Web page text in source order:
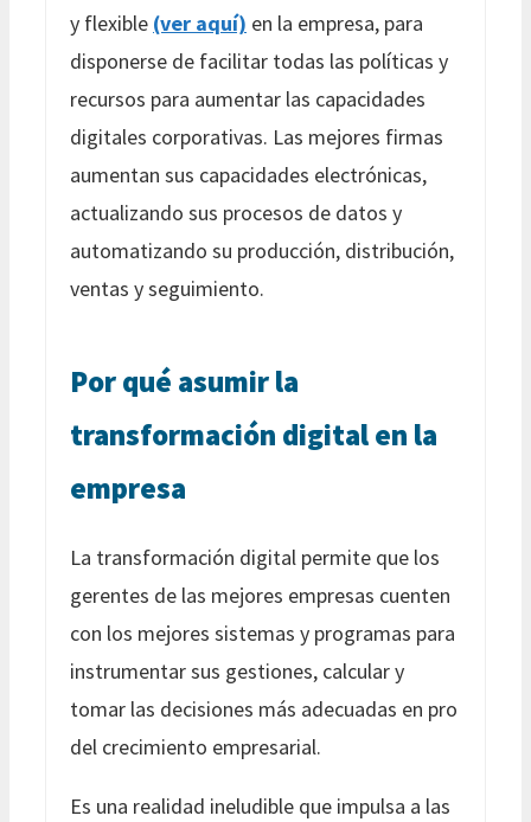
y flexible (ver aquí) en la empresa, para
disponerse de facilitar todas las políticas y
recursos para aumentar las capacidades
digitales corporativas. Las mejores firmas
aumentan sus capacidades electrónicas,
actualizando sus procesos de datos y
automatizando su producción, distribución,
ventas y seguimiento.
Por qué asumir la
transformación digital en la
empresa
La transformación digital permite que los
gerentes de las mejores empresas cuenten
con los mejores sistemas y programas para
instrumentar sus gestiones, calcular y
tomar las decisiones más adecuadas en pro
del crecimiento empresarial.
Es una realidad ineludible que impulsa a las